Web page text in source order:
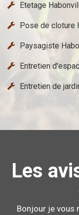
Etetage
Pose de cloture
Paysagiste
Entretien
Entretien de
Les
Au